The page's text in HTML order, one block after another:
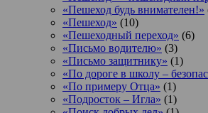
«Пешеход будь внимателен!»
«Пешеход» (10)
«Пешеходный переход» (6)
«Письмо водителю» (3)
«Письмо защитнику» (1)
«По дороге в школу –
«По примеру Отца» (1)
«Подросток ‒ Игла» (1)